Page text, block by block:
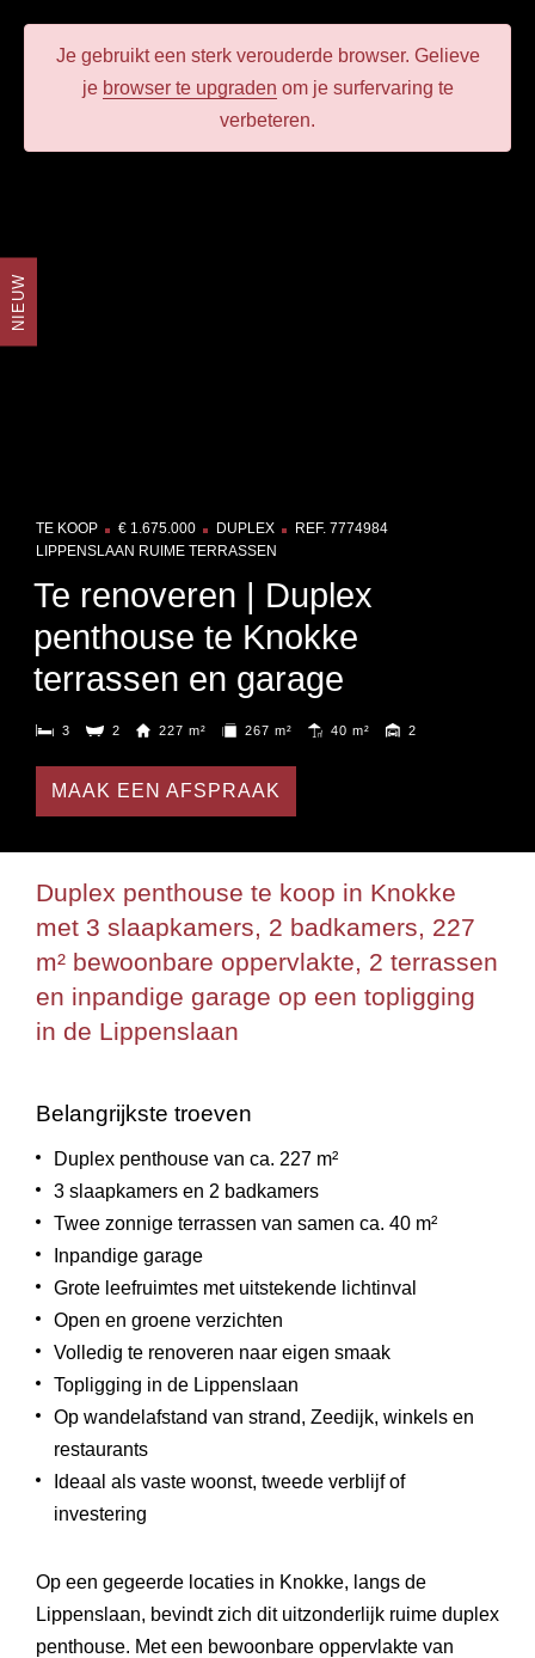
TE KOOP € 1.675.000 DUPLEX
REF. 7774984
LIPPENSLAAN RUIME TERRASSEN
Te renoveren | Duplex
penthouse te Knokke
terrassen en garage
3 2 227 m² 267 m² 40 m² 2
MAAK EEN AFSPRAAK
NIEUW
Duplex penthouse te koop in Knokke
met 3 slaapkamers, 2 badkamers, 227
m² bewoonbare oppervlakte, 2 terrassen
en inpandige garage op een topligging
in de Lippenslaan
Belangrijkste troeven
Duplex penthouse van ca. 227 m²
3 slaapkamers en 2 badkamers
Twee zonnige terrassen van samen ca. 40 m²
Inpandige garage
Grote leefruimtes met uitstekende lichtinval
Open en groene verzichten
Volledig te renoveren naar eigen smaak
Topligging in de Lippenslaan
Op wandelafstand van strand, Zeedijk, winkels en
restaurants
Ideaal als vaste woonst, tweede verblijf of
investering
Op een gegeerde locaties in Knokke, langs de
Lippenslaan, bevindt zich dit uitzonderlijk ruime duplex
penthouse. Met een bewoonbare oppervlakte van
Je gebruikt een sterk verouderdebrowser. Gelieve
je browser te upgraden om je surfervaring te
verbeteren.